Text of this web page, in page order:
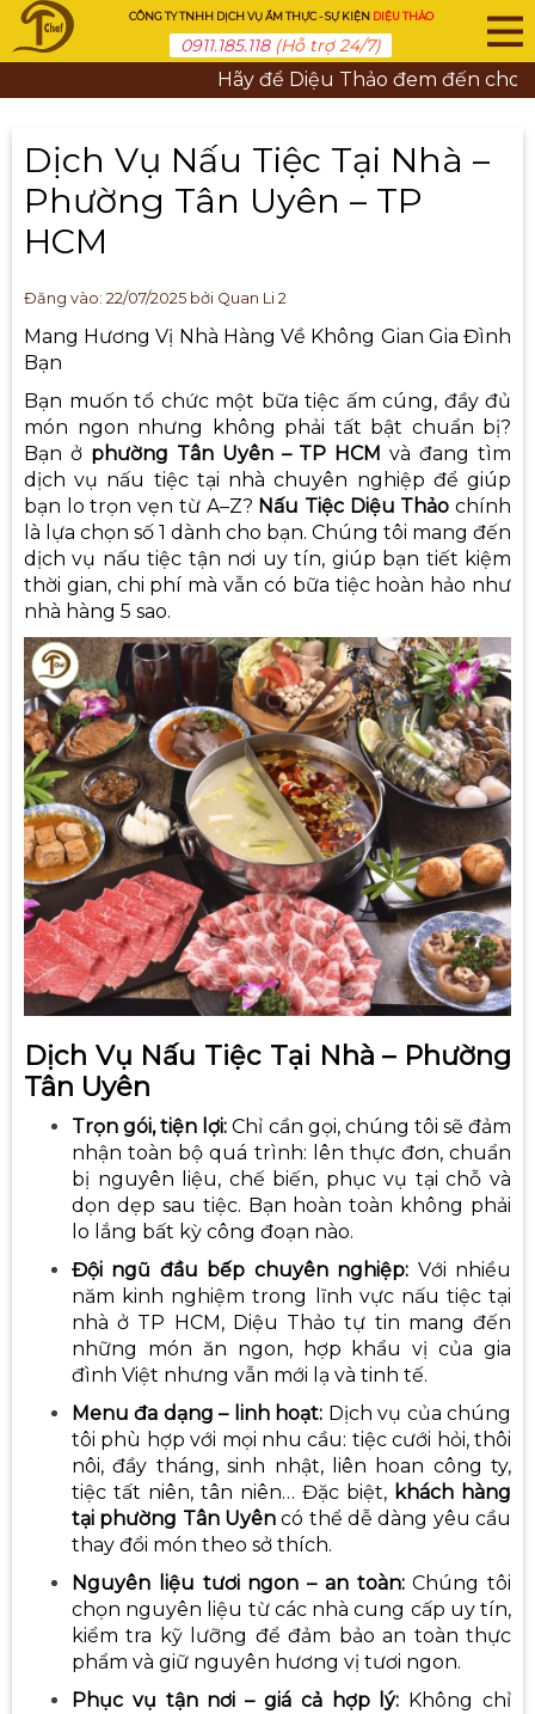
CÔNG TY TNHH DỊCH VỤ ẨM THỰC - SỰ KIỆN DIỆU THẢO
0911.185.118 (Hỗ trợ 24/7)
Hãy để Diệu Thảo đem đến cho
Dịch Vụ Nấu Tiệc Tại Nhà –
Phường Tân Uyên – TP
HCM
Đăng vào: 22/07/2025 bởi Quan Li 2
Mang Hương Vị Nhà Hàng Về Không Gian Gia Đình
Bạn
Bạn muốn tổ chức một bữa tiệc ấm cúng, đầy đủ
món ngon nhưng không phải tất bật chuẩn bị?
Bạn ở phường Tân Uyên – TP HCM và đang tìm
dịch vụ nấu tiệc tại nhà chuyên nghiệp để giúp
bạn lo trọn vẹn từ A–Z? Nấu Tiệc Diệu Thảo chính
là lựa chọn số 1 dành cho bạn. Chúng tôi mang đến
dịch vụ nấu tiệc tận nơi uy tín, giúp bạn tiết kiệm
thời gian, chi phí mà vẫn có bữa tiệc hoàn hảo như
nhà hàng 5 sao.
Dịch Vụ Nấu Tiệc Tại Nhà – Phường
Tân Uyên
Trọn gói, tiện lợi:Chỉ cần gọi, chúng tôi sẽ đảm
nhận toàn bộ quá trình: lên thực đơn, chuẩn
bị nguyên liệu, chế biến, phục vụ tại chỗ và
dọn dẹp sau tiệc. Bạn hoàn toàn không phải
lo lắng bất kỳ công đoạn nào.
Đội ngũ đầu bếp chuyên nghiệp: Với nhiều
năm kinh nghiệm trong lĩnh vực nấu tiệc tại
nhà ở TP HCM , Diệu Thảo tự tin mang đến
những món ăn ngon, hợp khẩu vị của gia
đình Việt nhưng vẫn mới lạ và tinh tế.
Menu đa dạng – linh hoạt: Dịch vụ của chúng
tôi phù hợp với mọi nhu cầu: tiệc cưới hỏi, thôi
nôi, đầy tháng, sinh nhật, liên hoan công ty,
tiệc tất niên, tân niên… Đặc biệt, khách hàng
tại phường Tân Uyên có thể dễ dàng yêu cầu
thay đổi món theo sở thích.
Nguyên liệu tươi ngon – an toàn:Chúng tôi
chọn nguyên liệu từ các nhà cung cấp uy tín,
kiểm tra kỹ lưỡng để đảm bảo an toàn thực
phẩm và giữ nguyên hương vị tươi ngon.
Phục vụ tận nơi – giá cả hợp lý: Không chỉ